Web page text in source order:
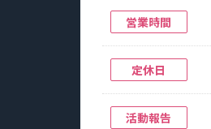
営業時間
定休日
活動報告